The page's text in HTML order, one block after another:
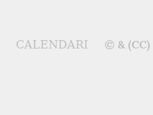
CALENDARI © & (CC)